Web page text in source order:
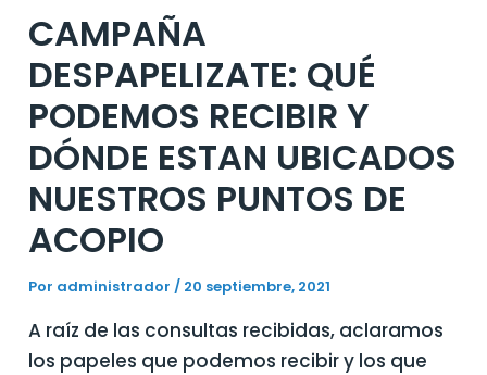
CAMPAÑA
DESPAPELIZATE: QUÉ
PODEMOS RECIBIR Y
DÓNDE ESTAN UBICADOS
NUESTROS PUNTOS DE
ACOPIO
Por administrador/ 20 septiembre, 2021
A raíz de las consultas recibidas, aclaramos
los papeles que podemos recibir y los que